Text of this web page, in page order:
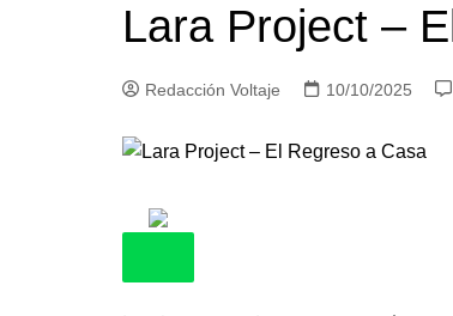
Lara Project –
Redacción Voltaje 10/10/2025